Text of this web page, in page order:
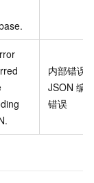
内部错误
JSON 编
错误